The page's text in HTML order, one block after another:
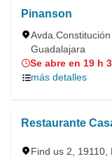
Pinanson
Guadalajara
Se abre en 19 h
más detalles
Restaurante
Find us 2, 19110,